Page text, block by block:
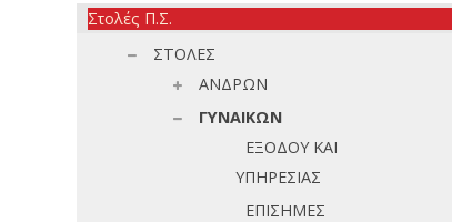
Στολές Π.Σ.
ΣΤΟΛΕΣ
ΑΝΔΡΩΝ
ΓΥΝΑΙΚΩΝ
ΕΞΟΔΟΥ ΚΑΙ
ΥΠΗΡΕΣΙΑΣ
ΕΠΙΣΗΜΕΣ